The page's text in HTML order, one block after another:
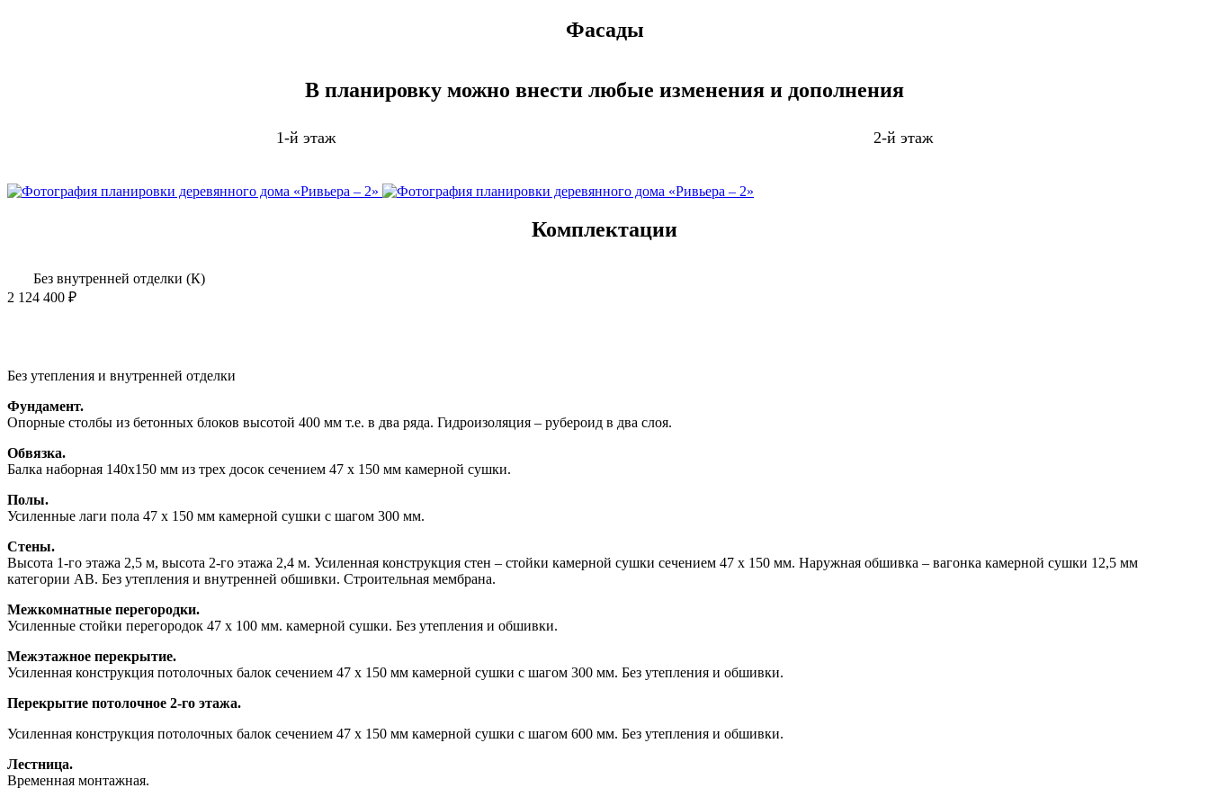
Фасады
В планировку можно внести любые изменения и дополнения
1-й этаж 2-й этаж
Комплектации
Без внутренней отделки (К)
2 124 400 ₽
Без утепления и внутренней отделки
Фундамент.
Опорные столбы из бетонных блоков высотой 400 мм т.е. в два ряда. Гидроизоляция – рубероид в два слоя.
Обвязка.
Балка наборная 140х150 мм из трех досок сечением 47 х 150 мм камерной сушки.
Полы.
Усиленные лаги пола 47 х 150 мм камерной сушки с шагом 300 мм.
Стены.
Высота 1-го этажа 2,5 м, высота 2-го этажа 2,4 м. Усиленная конструкция стен – стойки камерной сушки сечением 47 х 150 мм. Наружная обшивка – вагонка камерной сушки 12,5 мм
категории АВ. Без утепления и внутренней обшивки. Строительная мембрана.
Межкомнатные перегородки.
Усиленные стойки перегородок 47 х 100 мм. камерной сушки. Без утепления и обшивки.
Межэтажное перекрытие.
Усиленная конструкция потолочных балок сечением 47 х 150 мм камерной сушки с шагом 300 мм. Без утепления и обшивки.
Перекрытие потолочное 2-го этажа.
Усиленная конструкция потолочных балок сечением 47 х 150 мм камерной сушки с шагом 600 мм. Без утепления и обшивки.
Лестница.
Временная монтажная.